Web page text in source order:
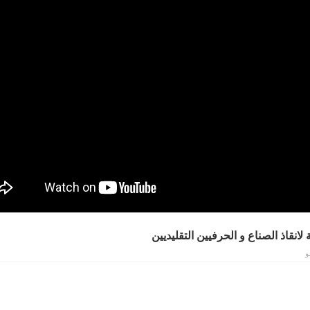
الصناع و الحرفيين التقليديين